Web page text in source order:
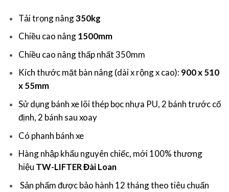
Tải trọng nâng350kg
Chiều cao nâng1500mm
Chiều cao nâng thấp nhất 350mm
Kích thước mặt bàn nâng (dài x rộng x cao): 900 x 510
x 55mm
Sử dụng bánh xe lõi thép bọc nhựa PU, 2 bánh trước cố
định, 2 bánh sau xoay
Có phanh bánh xe
Hàng nhập khẩu nguyên chiếc, mới 100% thương
hiệu TW-LIFTER Đài Loan
Sản phẩm được bảo hành 12 tháng theo tiêu chuẩn